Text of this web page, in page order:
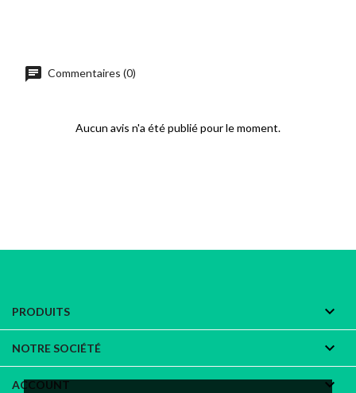
chat Commentaires (0)
Aucun avis n'a été publié pour le moment.
PRODUITS 
NOTRE SOCIÉTÉ 
ACCOUNT 